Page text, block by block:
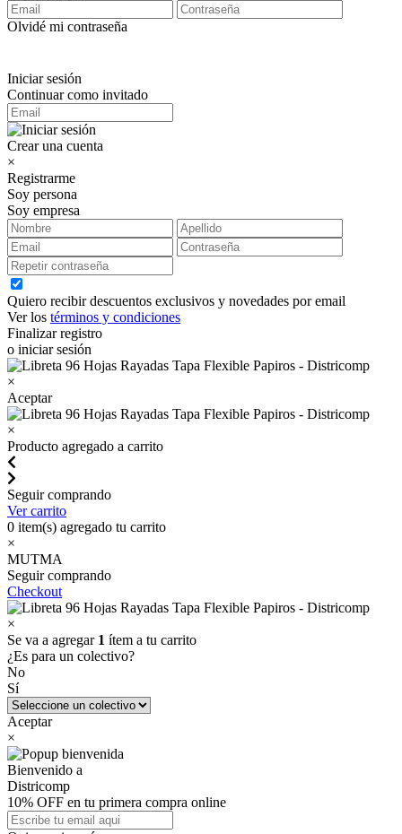
Olvidé mi contraseña
Iniciar sesión
Continuar como invitado
Crear una cuenta
×
Registrarme
Soy persona
Soy empresa
Quiero recibir descuentos exclusivos y novedades por email
Ver los términos y condiciones
Finalizar registro
o iniciar sesión
×
Aceptar
×
Producto agregado a carrito
Seguir comprando
Ver carrito
0 item(s) agregado tu carrito
×
MUTMA
Seguir comprando
Checkout
×
Se va a agregar 1 ítem a tu carrito
¿Es para un colectivo?
No
Sí
Aceptar
×
Bienvenido a
Districomp
10% OFF en tu primera compra online